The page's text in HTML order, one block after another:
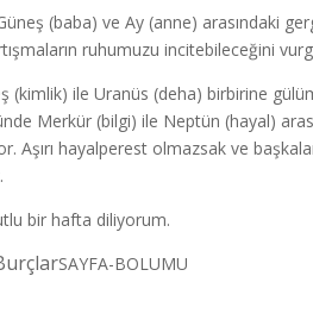
(baba) ve Ay (anne) arasındaki
ruhumuzu incitebileceğini
(kimlik) ile Uranüs (deha) birbirine
Merkür (bilgi) ile Neptün (hayal)
Aşırı hayalperest olmazsak ve
bir hafta diliyorum.
SAYFA-BOLUMU